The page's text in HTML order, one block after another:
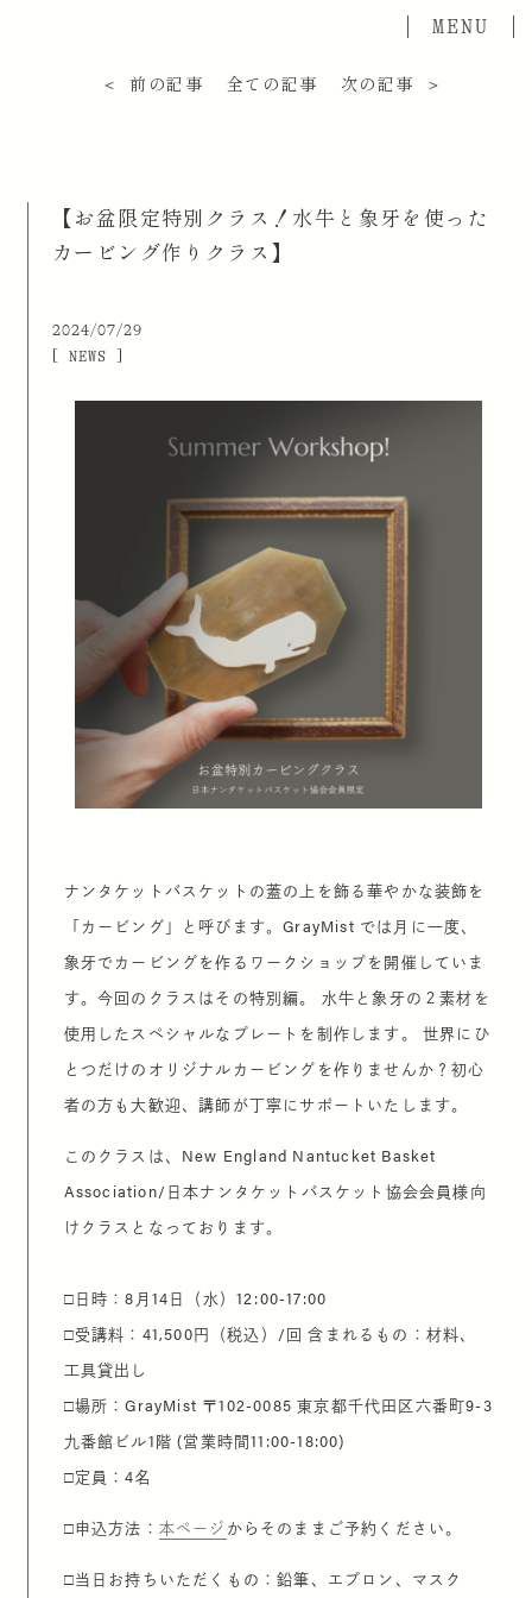
＜ 前の記事 全ての記事 次の記事 ＞
【お盆限定特別クラス！水牛と象牙を使った
カービング作りクラス】
2024/07/29
[ NEWS ]
ナンタケットバスケットの蓋の上を飾る華やかな装飾を
「カービング」と呼びます。GrayMist では月に一度、
象牙でカービングを作るワークショップを開催していま
す。今回のクラスはその特別編。 水牛と象牙の２素材を
使用したスペシャルなプレートを制作します。 世界にひ
とつだけのオリジナルカービングを作りませんか？初心
者の方も大歓迎、講師が丁寧にサポートいたします。
このクラスは、New England Nantucket Basket
Association/日本ナンタケットバスケット協会会員様向
けクラスとなっております。
□日時：8月14日（水）12:00-17:00
□受講料：41,500円（税込）/回 含まれるもの：材料、
工具貸出し
□場所：GrayMist 〒102-0085 東京都千代田区六番町9-3
九番館ビル1階 (営業時間11:00-18:00)
□定員：4名
□申込方法： 本ページ からそのままご予約ください。
□当日お持ちいただくもの：鉛筆、エプロン、マスク